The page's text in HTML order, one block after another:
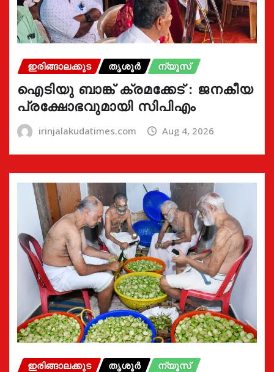
ഇരിങ്ങാലക്കുട തൃശൂർ ന്യൂസ്
ഐടിയു ബാങ്ക് ക്രമക്കേട് : ജനകീയ
പ്രക്ഷോഭവുമായി സിപിഎം
irinjalakudatimes.com Aug 4, 2026
ഇരിങ്ങാലക്കുട തൃശൂർ ന്യൂസ്